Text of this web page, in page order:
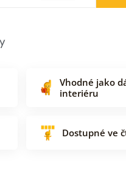
Vhodné jako
interiéru
Dostupné ve